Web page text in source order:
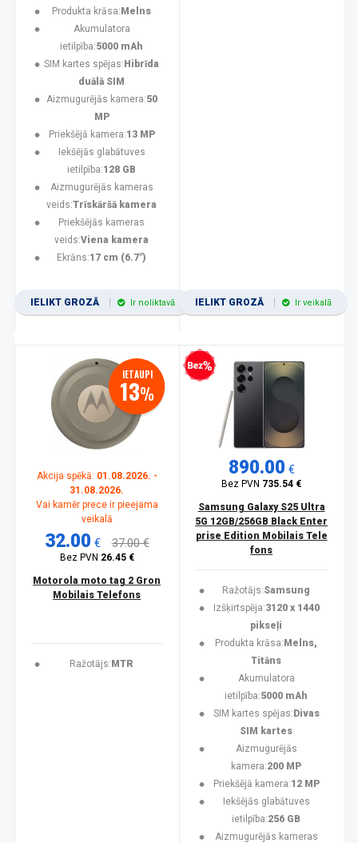
Produkta krāsa: Melns
Akumulatora
ietilpība:5000 mAh
SIM kartes spējas: Hibrīda
duālā SIM
Aizmugurējās kamera:50
MP
Priekšējā kamera:13 MP
Iekšējās glabātuves
ietilpība:128 GB
Aizmugurējās kameras
veids:Trīskāršā kamera
Priekšējās kameras
veids:Viena kamera
Ekrāns:17 cm (6.7")
IELIKT GROZĀ Ir noliktavā IELIKT GROZĀ Ir veikalā
IETAUPI
13%
Akcija spēkā: 01.08.2026. -
31.08.2026.
Vai kamēr prece ir pieejama
veikalā
32.00 € 37.00 €
Bez PVN 26.45 €
Motorola moto tag 2 Gron
Mobilais Telefons
Ražotājs: MTR
Bezprocentu kredīts
890.00 €
Bez PVN 735.54 €
Samsung Galaxy S25 Ultra
5G 12GB/256GB Black Enter
prise Edition Mobilais Tele
fons
Ražotājs:Samsung
Izšķirtspēja:3120 x 1440
pikseļi
Produkta krāsa: Melns,
Titāns
Akumulatora
ietilpība:5000 mAh
SIM kartes spējas: Divas
SIM kartes
Aizmugurējās
kamera:200 MP
Priekšējā kamera:12 MP
Iekšējās glabātuves
ietilpība:256 GB
Aizmugurējās kameras